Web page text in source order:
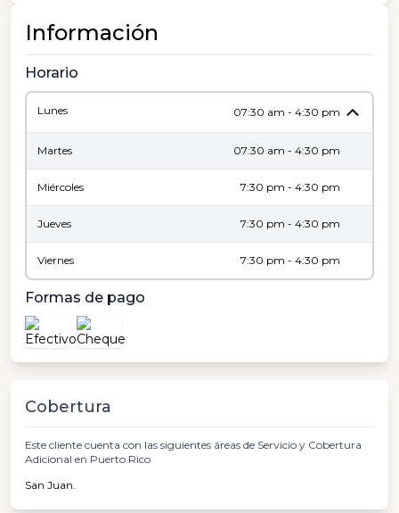
Información
Horario
Lunes 07:30 am - 4:30 pm
Martes 07:30 am - 4:30 pm
Miércoles 7:30 pm - 4:30 pm
Jueves 7:30 pm - 4:30 pm
Viernes 7:30 pm - 4:30 pm
Formas de pago
Cobertura
Este cliente cuenta con las siguientes áreas de Servicio y Cobertura
Adicional en Puerto Rico
San Juan.